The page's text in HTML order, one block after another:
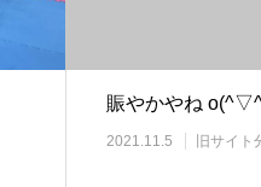
賑やかやね
2021.11.5 旧サイト